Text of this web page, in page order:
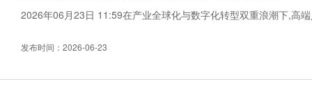
2026年06月23日 11:59在产业全球化与数字化转型双重浪潮下,高
发布时间：2026-06-23